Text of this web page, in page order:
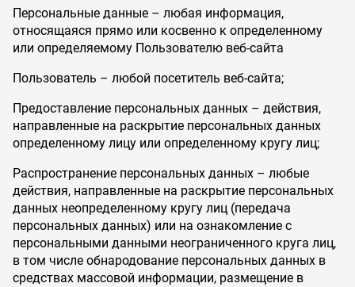
Персональные данные – любая информация,
относящаяся прямо или косвенно к определенному
или определяемому Пользователю веб-сайта
Пользователь – любой посетитель веб-сайта;
Предоставление персональных данных – действия,
направленные на раскрытие персональных данных
определенному лицу или определенному кругу лиц;
Распространение персональных данных – любые
действия, направленные на раскрытие персональных
данных неопределенному кругу лиц (передача
персональных данных) или на ознакомление с
персональными данными неограниченного круга лиц,
в том числе обнародование персональных данных в
средствах массовой информации, размещение в